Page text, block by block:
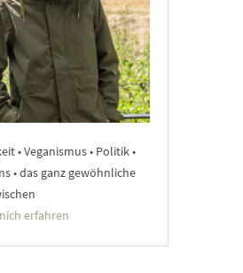
• Veganismus • Politik •
• das ganz gewöhnliche
erfahren